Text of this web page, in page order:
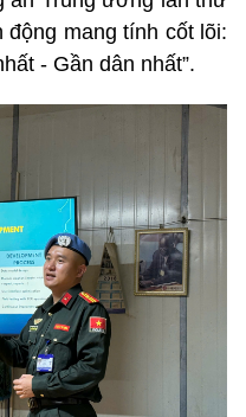
mang tính cốt lõi:
- Gần dân nhất”.